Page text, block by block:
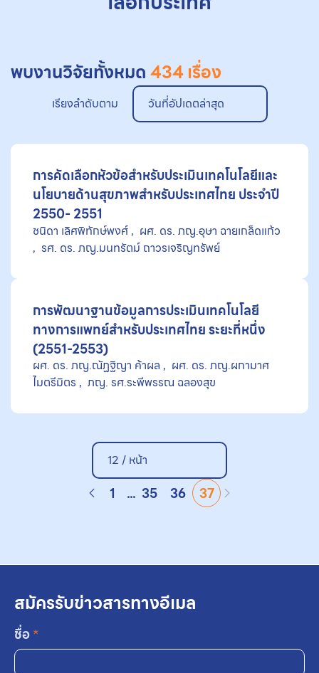
พบงานวิจัยทั้งหมด434 เรื่อง
เรียงลำดับตาม วันที่อัปเดตล่าสุด
การคัดเลือกหัวข้อสำหรับประเมินเทคโนโลยีและ
นโยบายด้านสุขภาพสำหรับประเทศไทย ประจำปี
2550- 2551
ชนิดา เลิศพิทักษ์พงศ์
ผศ. ดร. ภญ.อุษา ฉายเกล็ดแก้ว
รศ. ดร. ภญ.มนทรัตม์ ถาวรเจริญทรัพย์
การพัฒนาฐานข้อมูลการประเมินเทคโนโลยี
ทางการแพทย์สำหรับประเทศไทย ระยะที่หนึ่ง
(2551-2553)
ผศ. ดร. ภญ.ณัฏฐิญา ค้าผล
ไมตรีมิตร
ภญ. รศ.ระพีพรรณ ฉลองสุข
12 / หน้า
1 ... 35 36 37
สมัครรับข่าวสารทางอีเมล
ชื่อ*